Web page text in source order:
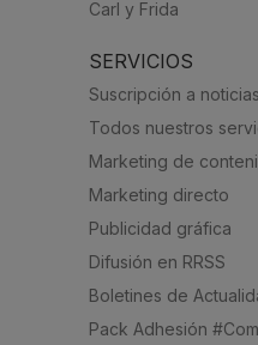
Carl y Frida
SERVICIOS
Suscripción a noticias
Todos nuestros
Marketing de
Marketing directo
Publicidad gráfica
Difusión en RRSS
Boletines de
Pack Adhesión